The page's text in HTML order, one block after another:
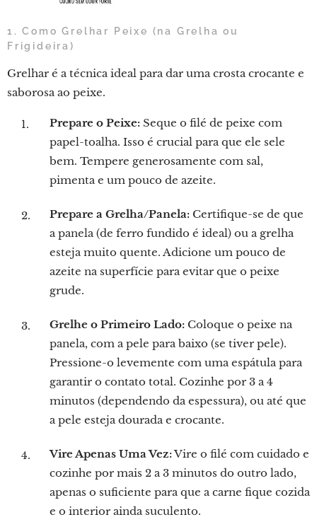
1. Como Grelhar Peixe (na Grelha ou
Frigideira)
Grelhar é a técnica ideal para dar uma crosta crocante e
saborosa ao peixe.
Prepare o Peixe: Seque o filé de peixe com
papel-toalha. Isso é crucial para que ele sele
bem. Tempere generosamente com sal,
pimenta e um pouco de azeite.
Prepare a Grelha/Panela: Certifique-se de que
a panela (de ferro fundido é ideal) ou a grelha
esteja muito quente. Adicione um pouco de
azeite na superfície para evitar que o peixe
grude.
Grelhe o Primeiro Lado: Coloque o peixe na
panela, com a pele para baixo (se tiver pele).
Pressione-o levemente com uma espátula para
garantir o contato total. Cozinhe por 3 a 4
minutos (dependendo da espessura), ou até que
a pele esteja dourada e crocante.
Vire Apenas Uma Vez:Vire o filé com cuidado e
cozinhe por mais 2 a 3 minutos do outro lado,
apenas o suficiente para que a carne fique cozida
e o interior ainda suculento.